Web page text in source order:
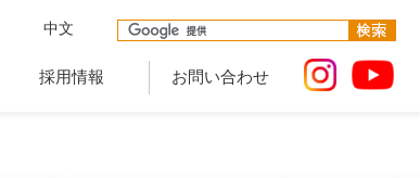
中文
採用情報 お問い合わせ